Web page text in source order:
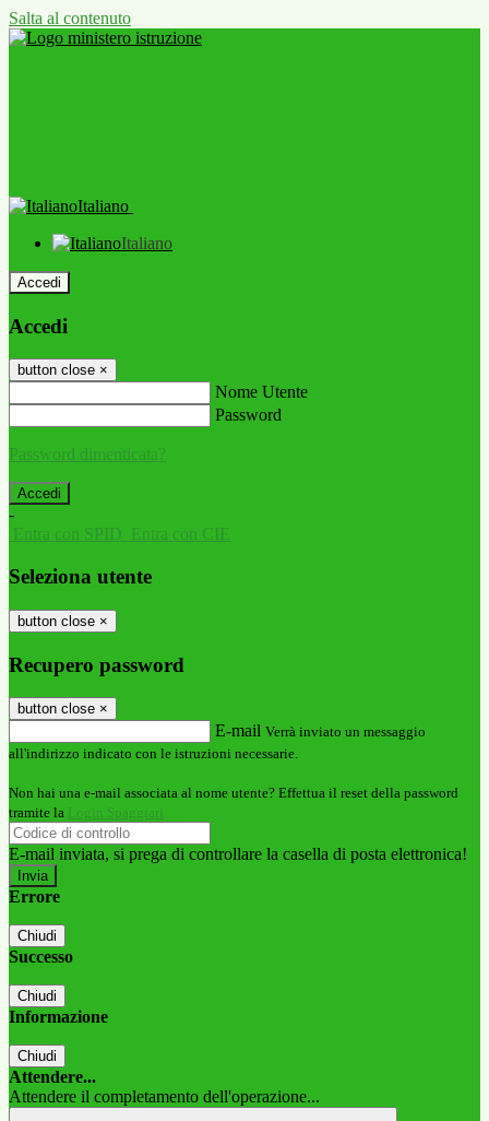
Salta al contenuto
Italiano
Italiano
Accedi
Accedi
button close ×
Nome Utente
Password
Password dimenticata?
-
Entra con SPID Entra con CIE
Seleziona utente
button close ×
Recupero password
button close ×
E-mail Verrà inviato un messaggio
all'indirizzo indicato con le istruzioni necessarie.
Non hai una e-mail associata al nome utente? Effettua il reset della password
tramite la Login Spaggiari
E-mail inviata, si prega di controllare la casella di posta elettronica!
Errore
Chiudi
Successo
Chiudi
Informazione
Chiudi
Attendere...
Attendere il completamento dell'operazione...